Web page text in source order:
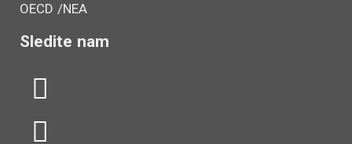
OECD /NEA
Sledite nam
L
Y